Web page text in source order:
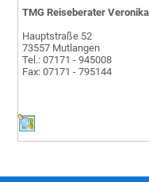
TMG Reiseberater
Hauptstraße 52
73557 Mutlangen
Tel.: 07171 - 945008
Fax: 07171 - 795144